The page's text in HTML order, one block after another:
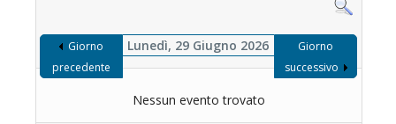
Giorno
precedente
Lunedì, 29 Giugno 2026
Giorno
successivo
Nessun evento trovato